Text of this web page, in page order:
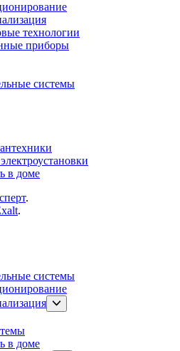
технологии
приборы
системы
в доме
.
.
системы
Show
sub
в доме